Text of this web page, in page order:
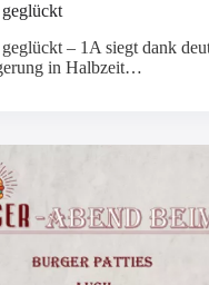
– 1A siegt dank
in Halbzeit…